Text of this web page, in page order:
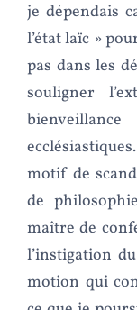
je dépendais
l’état laïc »
pas dans les
souligner
motif de
de
maître de
l’instigation
motion qui